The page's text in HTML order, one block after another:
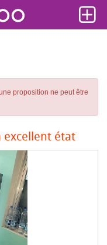
proposition ne peut être
excellent état